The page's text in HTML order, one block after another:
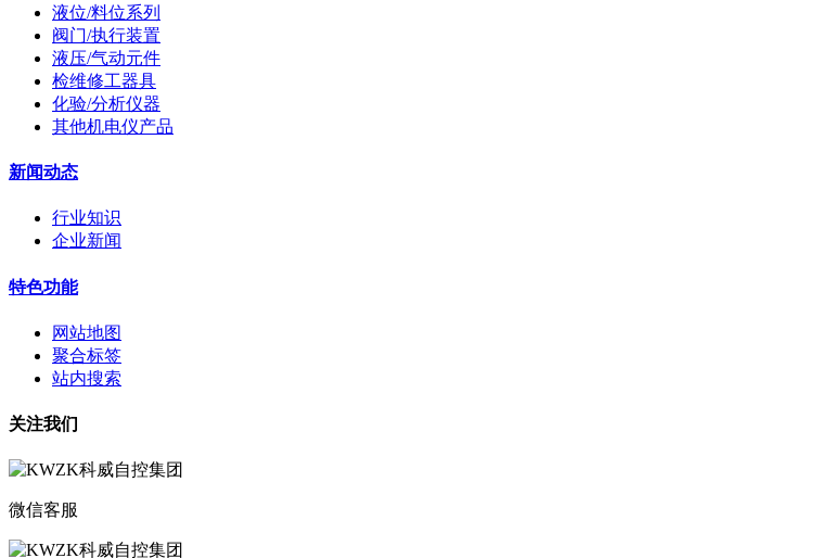
液位/料位系列
阀门/执行装置
液压/气动元件
检维修工器具
化验/分析仪器
其他机电仪产品
新闻动态
行业知识
企业新闻
特色功能
网站地图
聚合标签
站内搜索
关注我们
微信客服